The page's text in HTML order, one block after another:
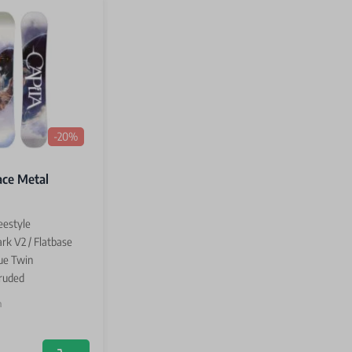
-20%
Metal
V2 / Flatbase
Twin